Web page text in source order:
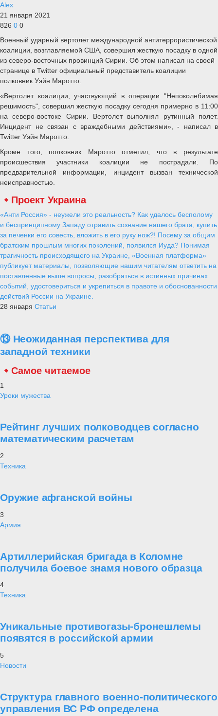
Alex
21 января 2021
826 0 0
Военный ударный вертолет международной антитеррористической
коалиции, возглавляемой США, совершил жесткую посадку в одной
из северо-восточных провинций Сирии. Об этом написал на своей
странице в Twitter официальный представитель коалиции
полковник Уэйн Маротто.
«Вертолет коалиции, участвующий в операции "Непоколебимая
решимость", совершил жесткую посадку сегодня примерно в 11:00
на северо-востоке Сирии. Вертолет выполнял рутинный полет.
Инцидент не связан с враждебными действиями», - написал в
Twitter Уэйн Маротто.
Кроме того, полковник Маротто отметил, что в результате
происшествия участники коалиции не пострадали. По
предварительной информации, инцидент вызван технической
неисправностью.
Проект Украина
«Анти Россия» - неужели это реальность? Как удалось бесполому
и беспринципному Западу отравить сознание нашего брата, купить
за печенки его совесть, вложить в его руку нож?! Посему за общим
братским прошлым многих поколений, появился Иуда? Понимая
трагичность происходящего на Украине, «Военная платформа»
публикует материалы, позволяющие нашим читателям ответить на
поставленные выше вопросы, разобраться в истинных причинах
событий, удостовериться и укрепиться в правоте и обоснованности
действий России на Украине.
28 января Статьи
⑬ Неожиданная перспектива для
западной техники
Самое читаемое
1
Уроки мужества
Рейтинг лучших полководцев согласно
математическим расчетам
2
Техника
Оружие афганской войны
3
Армия
Артиллерийская бригада в Коломне
получила боевое знамя нового образца
4
Техника
Уникальные противогазы-бронешлемы
появятся в российской армии
5
Новости
Структура главного военно-политического
управления ВС РФ определена